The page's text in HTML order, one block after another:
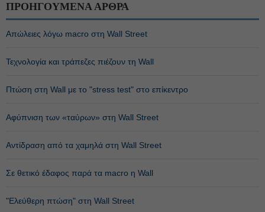
ΠΡΟΗΓΟΥΜΕΝΑ ΑΡΘΡΑ
Απώλειες λόγω macro στη Wall Street
Τεχνολογία και τράπεζες πιέζουν τη Wall
Πτώση στη Wall με το "stress test" στο επίκεντρο
Αφύπνιση των «ταύρων» στη Wall Street
Αντίδραση από τα χαμηλά στη Wall Street
Σε θετικό έδαφος παρά τα macro η Wall
"Eλεύθερη πτώση" στη Wall Street